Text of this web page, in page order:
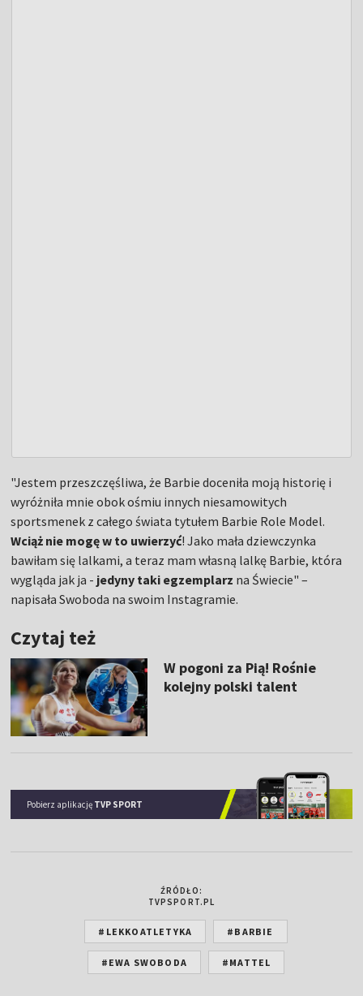
"Jestem przeszczęśliwa, że Barbie doceniła moją historię i
wyróżniła mnie obok ośmiu innych niesamowitych
sportsmenek z całego świata tytułem Barbie Role Model.
Wciąż nie mogę w to uwierzyć! Jako mała dziewczynka
bawiłam się lalkami, a teraz mam własną lalkę Barbie, która
wygląda jak ja - jedyny taki egzemplarz na Świecie" –
napisała Swoboda na swoim Instagramie.
Czytaj też
W pogoni za Pią! Rośnie
kolejny polski talent
Pobierz aplikację TVP SPORT
ŹRÓDŁO:
TVPSPORT.PL
#LEKKOATLETYKA #BARBIE
#EWA SWOBODA #MATTEL